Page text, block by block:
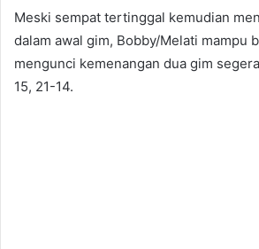
Meski sempat tertinggal kemudian
dalam awal gim, Bobby/Melati mampu
mengunci kemenangan dua gim
15, 21-14.